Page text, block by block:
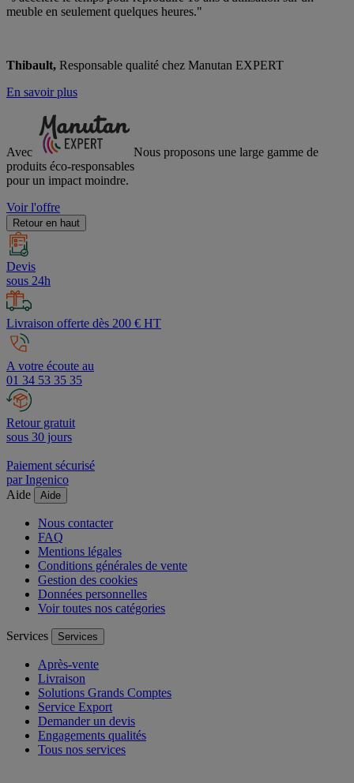
meuble en seulement quelques heures."
Thibault, Responsable qualité chez Manutan EXPERT
En savoir plus
Avec
Nous proposons une large gamme de
produits éco-responsables
pour un impact moindre.
Voir l'offre
Retour en haut
Devis
sous 24h
Livraison offerte dès 200 € HT
A votre écoute au
01 34 53 35 35
Retour gratuit
sous 30 jours
Paiement sécurisé
par Ingenico
Aide
Aide
Nous contacter
FAQ
Mentions légales
Conditions générales de vente
Gestion des cookies
Données personnelles
Voir toutes nos catégories
Services Services
Après-vente
Livraison
Solutions Grands Comptes
Service Export
Demander un devis
Engagements qualités
Tous nos services